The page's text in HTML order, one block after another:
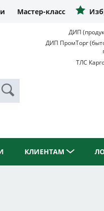
Мастер-класс
ДИП
ДИП ПромТорг
ТЛС
КЛИЕНТАМ